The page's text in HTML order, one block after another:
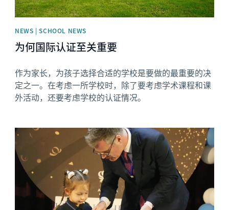
NEWS | SCHOOL NEWS
为何国际认证至关重要
作为家长，为孩子选择合适的学校是要做的最重要的决
定之一。在考虑一所学校时，除了要考虑学术课程和课
外活动，还要考虑学校的认证情况。
News image